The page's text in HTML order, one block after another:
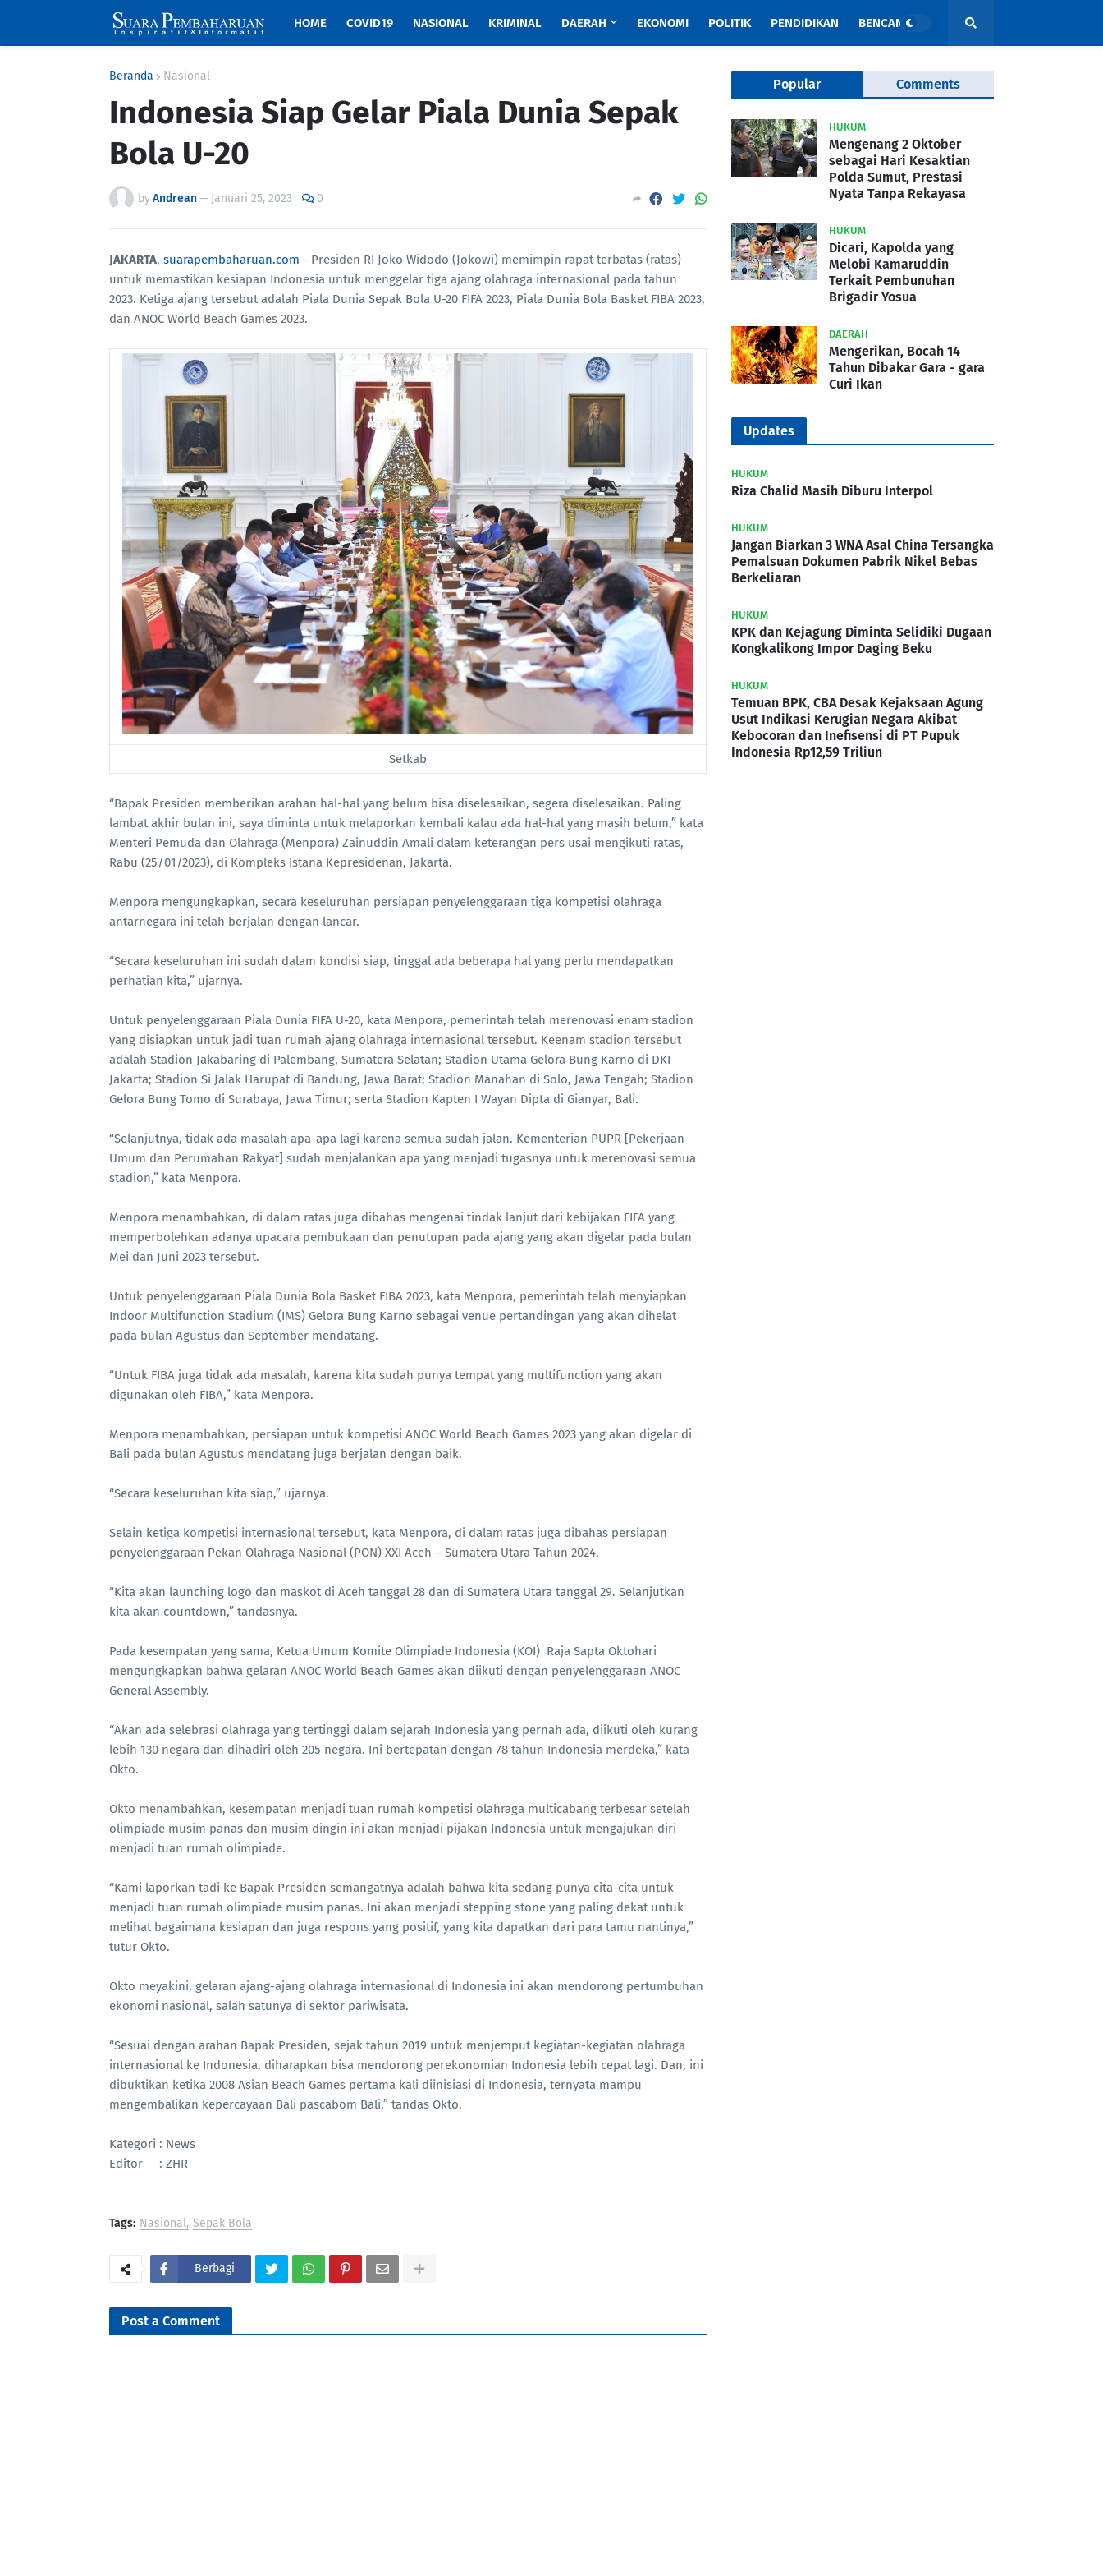
HOME COVID19 NASIONAL KRIMINAL DAERAH EKONOMI POLITIK PENDIDIKAN BENCANA
Beranda Nasional
Indonesia Siap Gelar Piala Dunia Sepak
Bola U-20
byAndrean— Januari 25, 2023 0
JAKARTA, suarapembaharuan.com - Presiden RI Joko Widodo (Jokowi) memimpin rapat terbatas (ratas)
untuk memastikan kesiapan Indonesia untuk menggelar tiga ajang olahraga internasional pada tahun
2023. Ketiga ajang tersebut adalah Piala Dunia Sepak Bola U-20 FIFA 2023, Piala Dunia Bola Basket FIBA 2023,
dan ANOC World Beach Games 2023.
Setkab
“Bapak Presiden memberikan arahan hal-hal yang belum bisa diselesaikan, segera diselesaikan. Paling
lambat akhir bulan ini, saya diminta untuk melaporkan kembali kalau ada hal-hal yang masih belum,” kata
Menteri Pemuda dan Olahraga (Menpora) Zainuddin Amali dalam keterangan pers usai mengikuti ratas,
Rabu (25/01/2023), di Kompleks Istana Kepresidenan, Jakarta.
Menpora mengungkapkan, secara keseluruhan persiapan penyelenggaraan tiga kompetisi olahraga
antarnegara ini telah berjalan dengan lancar.
“Secara keseluruhan ini sudah dalam kondisi siap, tinggal ada beberapa hal yang perlu mendapatkan
perhatian kita,” ujarnya.
Untuk penyelenggaraan Piala Dunia FIFA U-20, kata Menpora, pemerintah telah merenovasi enam stadion
yang disiapkan untuk jadi tuan rumah ajang olahraga internasional tersebut. Keenam stadion tersebut
adalah Stadion Jakabaring di Palembang, Sumatera Selatan; Stadion Utama Gelora Bung Karno di DKI
Jakarta; Stadion Si Jalak Harupat di Bandung, Jawa Barat; Stadion Manahan di Solo, Jawa Tengah; Stadion
Gelora Bung Tomo di Surabaya, Jawa Timur; serta Stadion Kapten I Wayan Dipta di Gianyar, Bali.
“Selanjutnya, tidak ada masalah apa-apa lagi karena semua sudah jalan. Kementerian PUPR [Pekerjaan
Umum dan Perumahan Rakyat] sudah menjalankan apa yang menjadi tugasnya untuk merenovasi semua
stadion,” kata Menpora.
Menpora menambahkan, di dalam ratas juga dibahas mengenai tindak lanjut dari kebijakan FIFA yang
memperbolehkan adanya upacara pembukaan dan penutupan pada ajang yang akan digelar pada bulan
Mei dan Juni 2023 tersebut.
Untuk penyelenggaraan Piala Dunia Bola Basket FIBA 2023, kata Menpora, pemerintah telah menyiapkan
Indoor Multifunction Stadium (IMS) Gelora Bung Karno sebagai venue pertandingan yang akan dihelat
pada bulan Agustus dan September mendatang.
“Untuk FIBA juga tidak ada masalah, karena kita sudah punya tempat yang multifunction yang akan
digunakan oleh FIBA,” kata Menpora.
Menpora menambahkan, persiapan untuk kompetisi ANOC World Beach Games 2023 yang akan digelar di
Bali pada bulan Agustus mendatang juga berjalan dengan baik.
“Secara keseluruhan kita siap,” ujarnya.
Selain ketiga kompetisi internasional tersebut, kata Menpora, di dalam ratas juga dibahas persiapan
penyelenggaraan Pekan Olahraga Nasional (PON) XXI Aceh – Sumatera Utara Tahun 2024.
“Kita akan launching logo dan maskot di Aceh tanggal 28 dan di Sumatera Utara tanggal 29. Selanjutkan
kita akan countdown,” tandasnya.
Pada kesempatan yang sama, Ketua Umum Komite Olimpiade Indonesia (KOI) Raja Sapta Oktohari
mengungkapkan bahwa gelaran ANOC World Beach Games akan diikuti dengan penyelenggaraan ANOC
General Assembly.
“Akan ada selebrasi olahraga yang tertinggi dalam sejarah Indonesia yang pernah ada, diikuti oleh kurang
lebih 130 negara dan dihadiri oleh 205 negara. Ini bertepatan dengan 78 tahun Indonesia merdeka,” kata
Okto.
Okto menambahkan, kesempatan menjadi tuan rumah kompetisi olahraga multicabang terbesar setelah
olimpiade musim panas dan musim dingin ini akan menjadi pijakan Indonesia untuk mengajukan diri
menjadi tuan rumah olimpiade.
“Kami laporkan tadi ke Bapak Presiden semangatnya adalah bahwa kita sedang punya cita-cita untuk
menjadi tuan rumah olimpiade musim panas. Ini akan menjadi stepping stone yang paling dekat untuk
melihat bagaimana kesiapan dan juga respons yang positif, yang kita dapatkan dari para tamu nantinya,”
tutur Okto.
Okto meyakini, gelaran ajang-ajang olahraga internasional di Indonesia ini akan mendorong pertumbuhan
ekonomi nasional, salah satunya di sektor pariwisata.
“Sesuai dengan arahan Bapak Presiden, sejak tahun 2019 untuk menjemput kegiatan-kegiatan olahraga
internasional ke Indonesia, diharapkan bisa mendorong perekonomian Indonesia lebih cepat lagi. Dan, ini
dibuktikan ketika 2008 Asian Beach Games pertama kali diinisiasi di Indonesia, ternyata mampu
mengembalikan kepercayaan Bali pascabom Bali,” tandas Okto.
Kategori : News
Editor : ZHR
Tags: Nasional Sepak Bola
Berbagi
Post a Comment
Popular Comments
HUKUM
Mengenang 2 Oktober
sebagai Hari Kesaktian
Polda Sumut, Prestasi
Nyata Tanpa Rekayasa
HUKUM
Dicari, Kapolda yang
Melobi Kamaruddin
Terkait Pembunuhan
Brigadir Yosua
DAERAH
Mengerikan, Bocah 14
Tahun Dibakar Gara - gara
Curi Ikan
Updates
HUKUM
Riza Chalid Masih Diburu Interpol
HUKUM
Jangan Biarkan 3 WNA Asal China Tersangka
Pemalsuan Dokumen Pabrik Nikel Bebas
Berkeliaran
HUKUM
KPK dan Kejagung Diminta Selidiki Dugaan
Kongkalikong Impor Daging Beku
HUKUM
Temuan BPK, CBA Desak Kejaksaan Agung
Usut Indikasi Kerugian Negara Akibat
Kebocoran dan Inefisensi di PT Pupuk
Indonesia Rp12,59 Triliun